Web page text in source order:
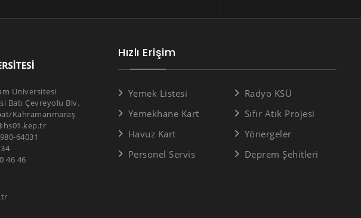
Üniversitesi
Batı Çevreyolu Blv.
Kahramanmaraş
64031
34 34
440 46 46
Hızlı Erişim
Yemek Listesi
Yemekhane Kart
Havuz Kart
Personel Servis
Radyo KSÜ
Sıfır Atık Projesi
Yönergeler
Deprem Şehitleri